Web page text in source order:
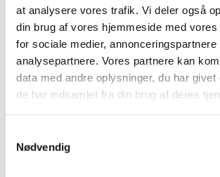
at analysere vores trafik. Vi deler også
din brug af vores hjemmeside med vores
for sociale medier, annonceringspartnere
analysepartnere. Vores partnere kan
data med andre oplysninger, du har givet
de har indsamlet fra din brug af deres
Nødvendig